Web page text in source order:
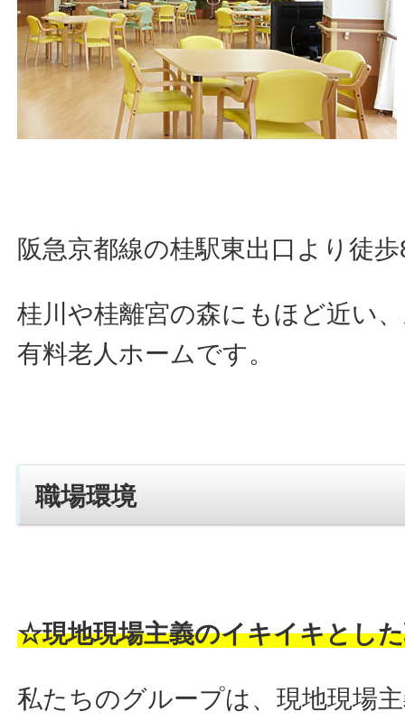
阪急京都線の桂駅東出口より徒
桂川や桂離宮の森にもほど近い
有料老人ホームです。
職場環境
☆現地現場主義のイキイキとし
私たちのグループは、現地現場